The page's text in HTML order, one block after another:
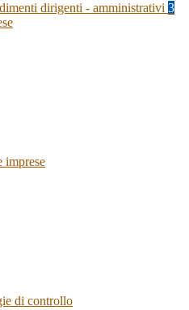
dirigenti - amministrativi 3
imprese
di controllo